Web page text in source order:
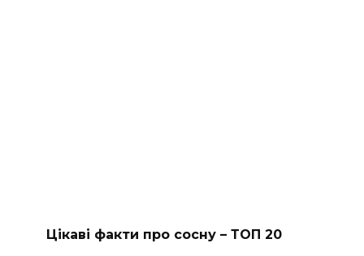
Цікаві факти про сосну – ТОП 20